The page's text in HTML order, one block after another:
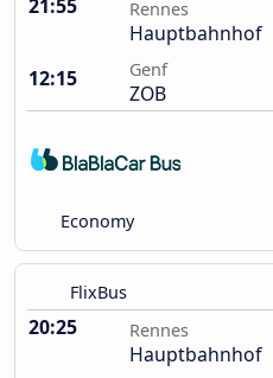
21:55 Rennes
Hauptbahnhof
12:15
Genf
ZOB
Economy
FlixBus
20:25 Rennes
Hauptbahnhof